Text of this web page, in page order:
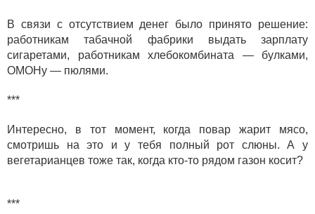
В связи с отсутствием денег было принято решение:
работникам табачной фабрики выдать зарплату
сигаретами, работникам хлебокомбината — булками,
ОМОHу — пюлями.
***
Интересно, в тот момент, когда повар жарит мясо,
смотришь на это и у тебя полный рот слюны. А у
вегетарианцев тоже так, когда кто-то рядом газон косит?
***